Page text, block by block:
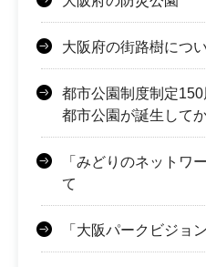
大阪府の街路樹につ
都市公園制度制定
都市公園が誕生して
「みどりのネットワ
て
「大阪パークビジョ